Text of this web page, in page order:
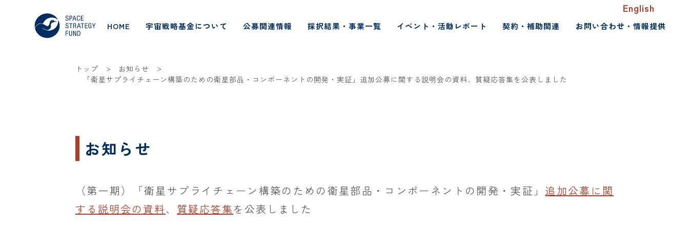
English
HOME 宇宙戦略基金について 公募関連情報 採択結果・事業一覧 イベント・活動レポート 契約・補助関連 お問い合わせ・情報提供
トップ > お知らせ >
「衛星サプライチェーン構築のための衛星部品・コンポーネントの開発・実証」追加公募に関する説明会の資料、質疑応答集を公表しました
お知らせ
（第一期） 「衛星サプライチェーン構築のための衛星部品・コンポーネントの開発・実証」 追加公募に関
する説明会の資料、 質疑応答集を公表しました